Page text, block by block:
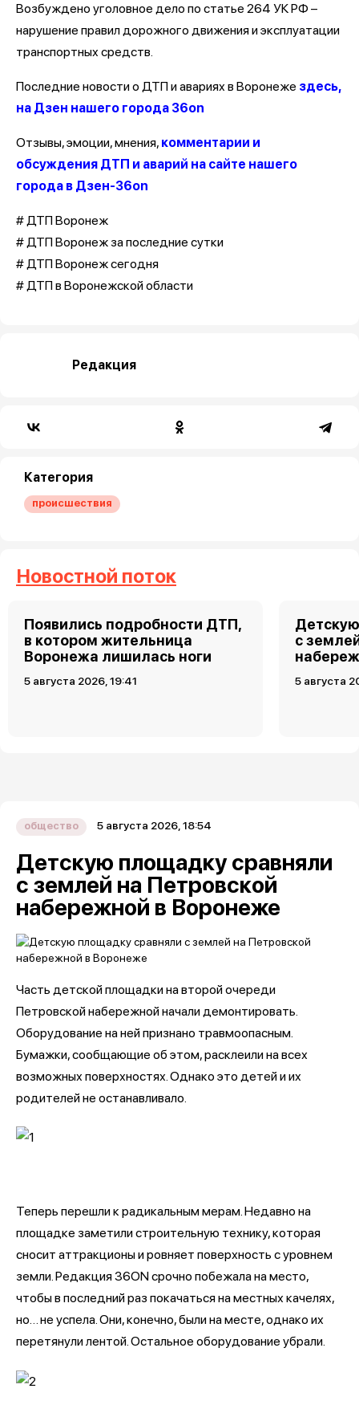
Возбуждено уголовное дело по статье 264 УК РФ –
нарушение правил дорожного движения и эксплуатации
транспортных средств.
Последние новости о ДТП и авариях в Воронеже здесь,
на Дзен нашего города 36on
Отзывы, эмоции, мнения, комментарии и
обсуждения ДТП и аварий на сайте нашего
города в Дзен-36on
# ДТП Воронеж
# ДТП Воронеж за последние сутки
# ДТП Воронеж сегодня
# ДТП в Воронежской области
Редакция
Категория
происшествия
Новостной поток
Появились подробности ДТП,
в котором жительница
Воронежа лишилась ноги
5 августа 2026, 19:41
с
5 августа
общество 5 августа 2026, 18:54
Детскую площадку сравняли
с землей на Петровской
набережной в Воронеже
Часть детской площадки на второй очереди
Петровской набережной начали демонтировать.
Оборудование на ней признано травмоопасным.
Бумажки, сообщающие об этом, расклеили на всех
возможных поверхностях. Однако это детей и их
родителей не останавливало.
Теперь перешли к радикальным мерам. Недавно на
площадке заметили строительную технику, которая
сносит аттракционы и ровняет поверхность с уровнем
земли. Редакция 36ON срочно побежала на место,
чтобы в последний раз покачаться на местных качелях,
но… не успела. Они, конечно, были на месте, однако их
перетянули лентой. Остальное оборудование убрали.